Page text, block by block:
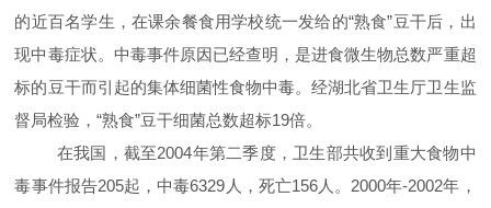
的近百名学生，在课余餐食用学校统一发给的“熟食”豆干后，出
现中毒症状。中毒事件原因已经查明，是进食微生物总数严重超
标的豆干而引起的集体细菌性食物中毒。经湖北省卫生厅卫生监
督局检验，“熟食”豆干细菌总数超标19倍。
在我国，截至2004年第二季度，卫生部共收到重大食物中
毒事件报告205起，中毒6329 人，死亡156人。 2000年-2002年，